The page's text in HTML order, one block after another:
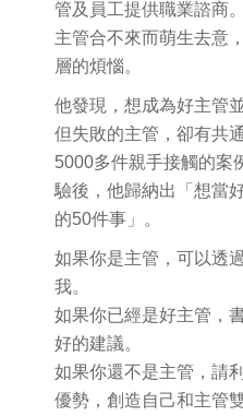
管及員工提供職業諮商
主管合不來而萌生去意
層的煩惱。
他發現，想成為好主管
但失敗的主管，卻有共
5000多件親手接觸的案
驗後，他歸納出「想當
的50件事」。
如果你是主管，可以透
我。
如果你已經是好主管，
好的建議。
如果你還不是主管，請
優勢，創造自己和主管